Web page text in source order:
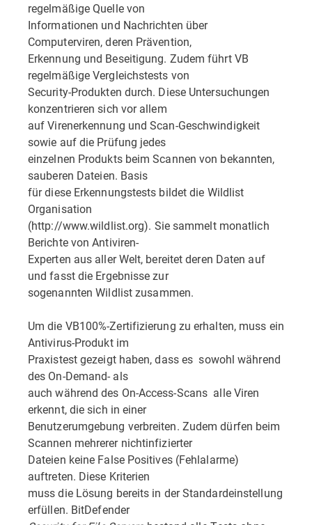
regelmäßige Quelle von
Informationen und Nachrichten über
Computerviren, deren Prävention,
Erkennung und Beseitigung. Zudem führt VB
regelmäßige Vergleichstests von
Security-Produkten durch. Diese Untersuchungen
konzentrieren sich vor allem
auf Virenerkennung und Scan-Geschwindigkeit
sowie auf die Prüfung jedes
einzelnen Produkts beim Scannen von bekannten,
sauberen Dateien. Basis
für diese Erkennungstests bildet die Wildlist
Organisation
(http://www.wildlist.org). Sie sammelt monatlich
Berichte von Antiviren-
Experten aus aller Welt, bereitet deren Daten auf
und fasst die Ergebnisse zur
sogenannten Wildlist zusammen.
Um die VB100%-Zertifizierung zu erhalten, muss ein
Antivirus-Produkt im
Praxistest gezeigt haben, dass es  sowohl während
des On-Demand- als
auch während des On-Access-Scans  alle Viren
erkennt, die sich in einer
Benutzerumgebung verbreiten. Zudem dürfen beim
Scannen mehrerer nichtinfizierter
Dateien keine False Positives (Fehlalarme)
auftreten. Diese Kriterien
muss die Lösung bereits in der Standardeinstellung
erfüllen. BitDefender